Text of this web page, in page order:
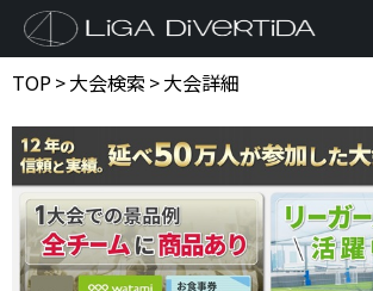
TOP>大会検索 >大会詳細